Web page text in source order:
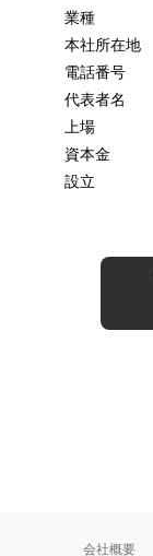
業種
本社所在地
電話番号
代表者名
上場
資本金
設立
会社概要